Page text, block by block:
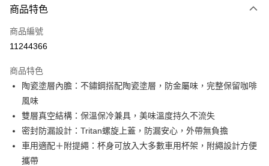
成交易。
4.訂單成立30分鐘內，如未前往確認交易或遇審核未通過，訂單將自動取
消。如遇「轉專審核」未通過狀況，表示未達大哥付你分期系統評分，恕無
1.分期款項不併入電信帳單，「大哥付你分期」於每月結算日後寄送繳費提
醒簡訊。
2.透過簡訊連結打開帳單後，可選擇「超商條碼／台灣大直營門市／銀行轉
帳／街口支付／iPASS MONEY」等通路繳費。
【注意事項】
1.本服務係由「台灣大哥大股份有限公司」（以下簡稱本公司）所提供，讓
用戶於交易時，得透過本服務購買商品或服務，並由商店將買賣／分期付款
買賣價金債權讓與本公司後，依約使用本公司帳單繳交帳款。
運送方式
付款後全家取貨
每筆NT$80，滿NT$888(含以上)免運費
每筆NT$80，滿NT$888(含以上)免運費
宅配
每筆NT$120，滿NT$1,000(含以上)免運費
門市取貨-自備購物袋
每筆NT$80，滿NT$500(含以上)免運費
商品特色
商品編號
11244366
商品特色
陶瓷塗層內膽：不鏽鋼搭配陶瓷塗層，防金屬味，完整保留咖啡
風味
雙層真空結構：保溫保冷兼具，美味溫度持久不流失
密封防漏設計：Tritan螺旋上蓋，防漏安心，外帶無負擔
車用適配＋附提繩：杯身可放入大多數車用杯架，附繩設計方便
攜帶